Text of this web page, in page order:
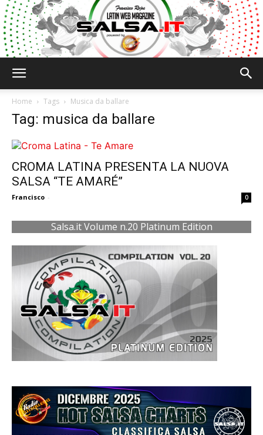
Home Tags Musica da ballare
Tag: musica da ballare
CROMA LATINA PRESENTA LA NUOVA
SALSA “TE AMARÉ”
Francisco - 0
Salsa.it Volume n.20 Platinum Edition